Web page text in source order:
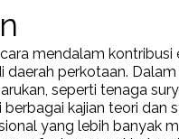
mendalam
daerah perkotaan.
seperti tenaga
kajian teori
yang lebih banyak